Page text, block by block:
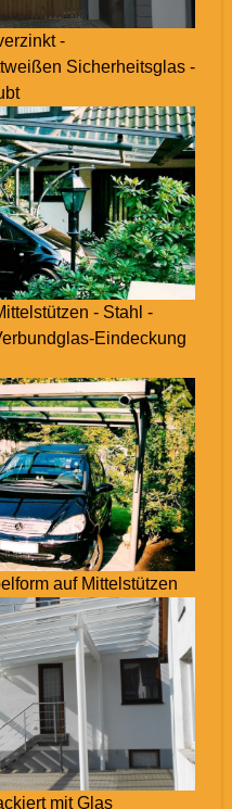
-
Sicherheitsglas -
- Stahl -
Eindeckung
auf Mittelstützen
mit Glas